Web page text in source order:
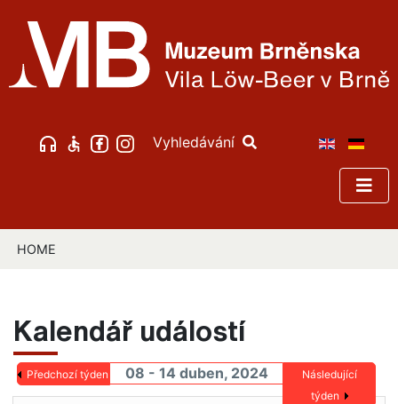
Vyhledávání
HOME
Kalendář událostí
Předchozí týden 08 - 14 duben, 2024
Následující
týden